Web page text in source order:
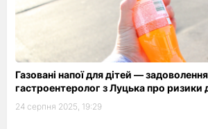
Газовані напої для дітей —
гастроентеролог з Луцька про ризики
24 серпня 2025, 19:29